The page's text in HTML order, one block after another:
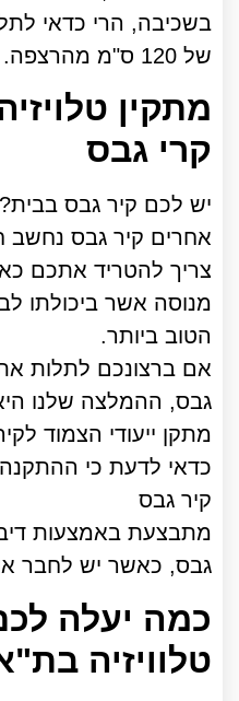
בשכיבה, הרי כדאי
של 120 ס"מ מהרצפה.
מתקין
קרי גבס
יש לכם קיר גבס
אחרים קיר גבס נחשב
צריך להטריד אתכם
מנוסה אשר ביכולתו
הטוב ביותר.
אם ברצונכם לתלות את
גבס, ההמלצה שלנו
מתקן ייעודי הצמוד
כדאי לדעת כי ההתקנה
קיר גבס
מתבצעת באמצעות
גבס, כאשר יש לחבר
כמה יעלה
טלוויזיה